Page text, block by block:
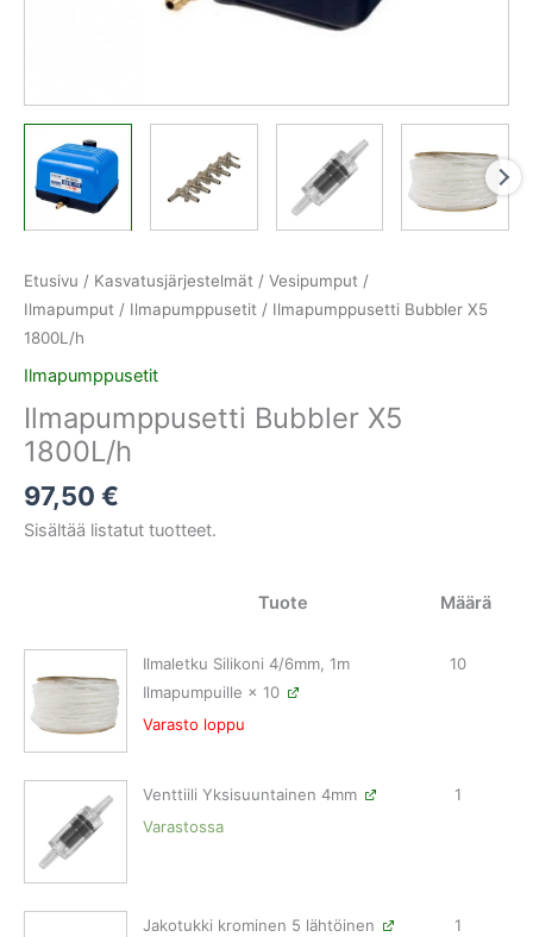
Etusivu / Kasvatusjärjestelmät / Vesipumput /
Ilmapumput / Ilmapumppusetit / Ilmapumppusetti Bubbler X5
1800L/h
Ilmapumppusetit
Ilmapumppusetti Bubbler X5
1800L/h
97,50 €
Sisältää listatut tuotteet.
Tuote Määrä
Ilmaletku Silikoni 4/6mm, 1m
Ilmapumpuille × 10
Varasto loppu
10
Venttiili Yksisuuntainen 4mm
Varastossa
1
Jakotukki krominen 5 lähtöinen
1